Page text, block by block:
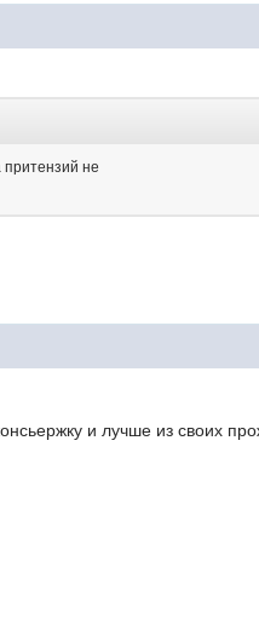
притензий не
и лучше из своих